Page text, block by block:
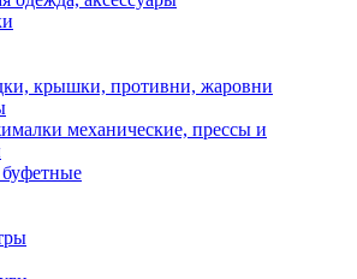
крышки, противни, жаровни
механические, прессы и